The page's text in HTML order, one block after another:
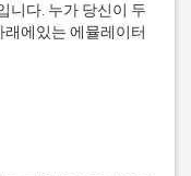
니다. 누가 당신이 두
래에있는 에뮬레이터